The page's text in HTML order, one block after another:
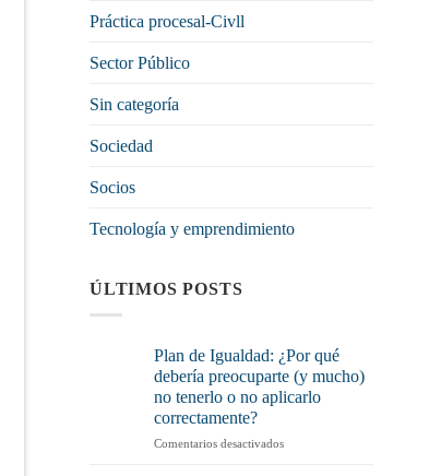
Práctica procesal-Civll
Sector Público
Sin categoría
Sociedad
Socios
Tecnología y emprendimiento
ÚLTIMOS POSTS
Plan de Igualdad: ¿Por qué
debería preocuparte (y mucho)
no tenerlo o no aplicarlo
correctamente?
Comentarios desactivadosen